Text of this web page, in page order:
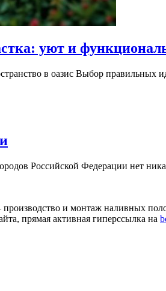
уют и
в оазис Выбор правильных
Российской Федерации нет
и монтаж наливных
прямая активная гиперссылка на